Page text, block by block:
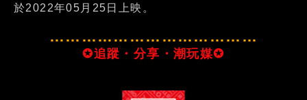
於2022年05月25日上映。
…………………………………
✪追蹤・分享・潮玩媒✪